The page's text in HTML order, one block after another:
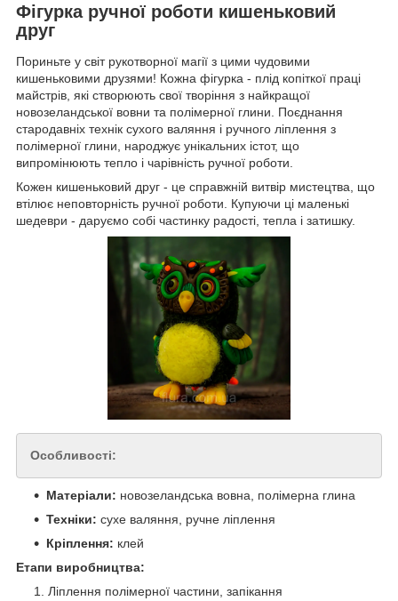
Фігурка ручної роботи кишеньковий
друг
Пориньте у світ рукотворної магії з цими чудовими
кишеньковими друзями! Кожна фігурка - плід копіткої праці
майстрів, які створюють свої творіння з найкращої
новозеландської вовни та полімерної глини. Поєднання
стародавніх технік сухого валяння і ручного ліплення з
полімерної глини, народжує унікальних істот, що
випромінюють тепло і чарівність ручної роботи.
Кожен кишеньковий друг - це справжній витвір мистецтва, що
втілює неповторність ручної роботи. Купуючи ці маленькі
шедеври - даруємо собі частинку радості, тепла і затишку.
Особливості:
Матеріали: новозеландська вовна, полімерна глина
Техніки: сухе валяння, ручне ліплення
Кріплення: клей
Етапи виробництва:
Ліплення полімерної частини, запікання